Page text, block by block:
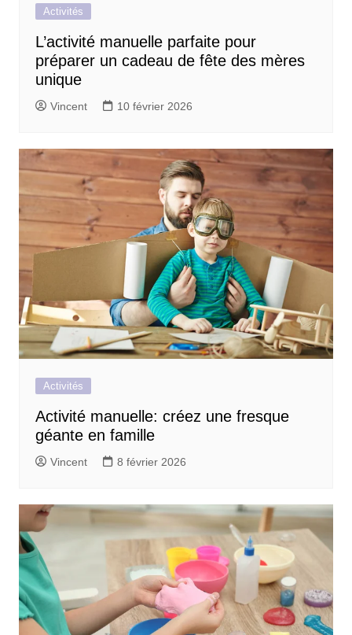
Activités
L’activité manuelle parfaite pour
préparer un cadeau de fête des mères
unique
Vincent 10 février 2026
Activités
Activité manuelle: créez une fresque
géante en famille
Vincent 8 février 2026